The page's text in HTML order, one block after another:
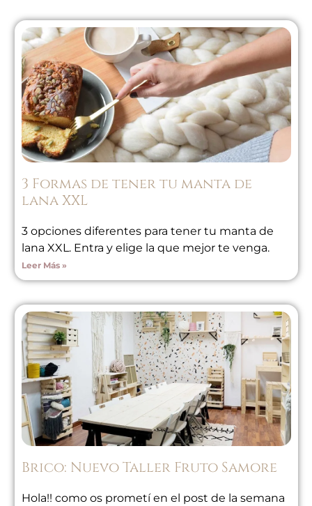
3 Formas de tener tu manta de
lana XXL
3 opciones diferentes para tener tu manta de
lana XXL. Entra y elige la que mejor te venga.
Leer Más »
Brico: Nuevo Taller Fruto Samore
Hola!! como os prometí en el post de la semana